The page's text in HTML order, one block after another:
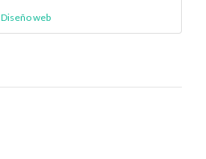
Diseño web